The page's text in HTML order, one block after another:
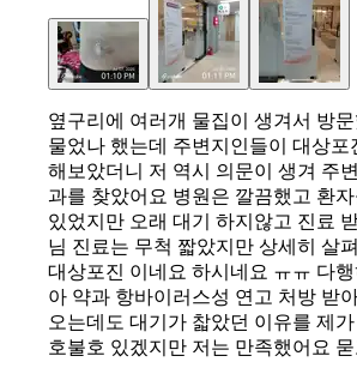
옆구리에 여러개 물집이 생겨서 방
물었나 했는데 주변지인들이 대상포
해보았더니 저 역시 의문이 생겨 주
과를 찾았어요 병원은 깔끔했고 환
있었지만 오래 대기 하지않고 진료
님 진료는 무척 짧았지만 상세히 살
대상포진 이네요 하시네요 ㅠㅠ 다
아 약과 항바이러스성 연고 처방 받
오는데도 대기가 찳았던 이유를 제
호불호 있겠지만 저는 만족했어요